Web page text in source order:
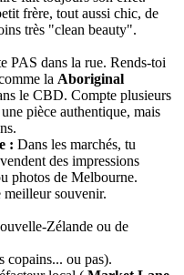
frère, tout aussi chic, de
très "clean beauty".
PAS dans la rue. Rends-toi
la Aboriginal
le CBD. Compte plusieurs
pièce authentique, mais
: Dans les marchés, tu
des impressions
photos de Melbourne.
meilleur souvenir.
Zélande ou de
copains... ou pas).